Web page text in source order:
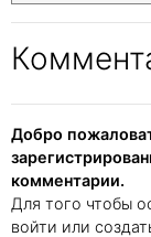
Добро
комментарии.
Для того чтобы
войти или